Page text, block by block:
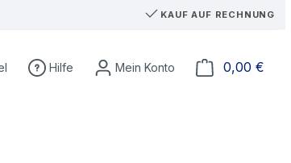
KAUF AUF RECHNUNG
auf dem Merkzettel
Hilfe 0,00 €